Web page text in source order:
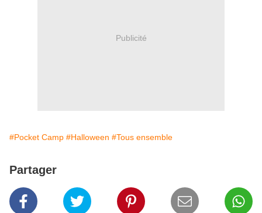
Publicité
#Pocket Camp #Halloween #Tous ensemble
Partager